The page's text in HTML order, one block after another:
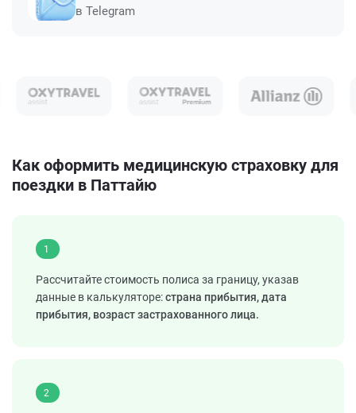
в Telegram
Как оформить медицинскую страховку для
поездки в Паттайю
1
Рассчитайте стоимость полиса за границу, указав
данные в калькуляторе:страна прибытия, дата
прибытия, возраст застрахованного лица.
2